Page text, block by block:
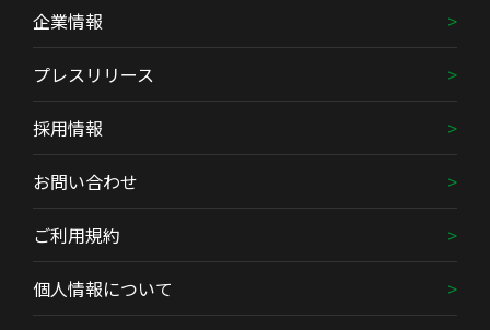
企業情報
プレスリリース
採用情報
お問い合わせ
ご利用規約
個人情報について